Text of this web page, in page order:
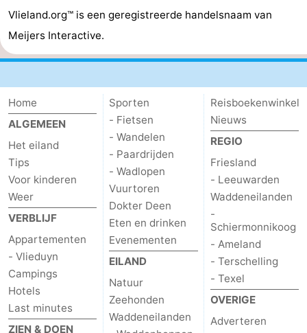
Vlieland.org™ is een geregistreerde handelsnaam van
Meijers Interactive.
Home
ALGEMEEN
Het eiland
Tips
Voor kinderen
Weer
VERBLIJF
Appartementen
- Vlieduyn
Campings
Hotels
Last minutes
ZIEN & DOEN
Sporten
- Fietsen
- Wandelen
- Paardrijden
- Wadlopen
Vuurtoren
Dokter Deen
Eten en drinken
Evenementen
EILAND
Natuur
Zeehonden
Waddeneilanden
Reisboekenwinkel
Nieuws
REGIO
Friesland
- Leeuwarden
Waddeneilanden
-
Schiermonnikoog
- Ameland
- Terschelling
- Texel
OVERIGE
Adverteren